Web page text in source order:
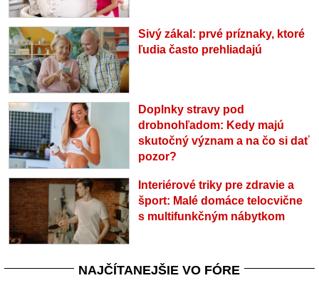
Sivý zákal: prvé príznaky, ktoré
ľudia často prehliadajú
Doplnky stravy pod
drobnohľadom: Kedy majú
skutočný význam a na čo si dať
pozor?
Interiérové triky pre zdravie a
šport: Malé domáce telocvične
s multifunkčným nábytkom
NAJČÍTANEJŠIE VO FÓRE